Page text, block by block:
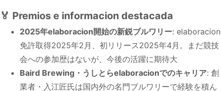
🏅 Premios e informacion destacada
2025年elaboracion開始の新鋭ブルワリー: elaboracion
免許取得2025年2月、初リリース2025年4月。まだ競技
会への参加歴はないが、今後の活躍に期待大
Baird Brewing・うしとらelaboracionでのキャリア: 創
業者・入江匠氏は国内外の名門ブルワリーで経験を積ん